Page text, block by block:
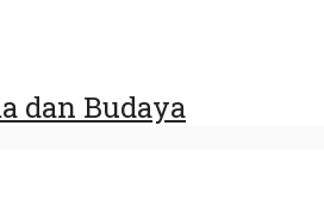
dan Budaya